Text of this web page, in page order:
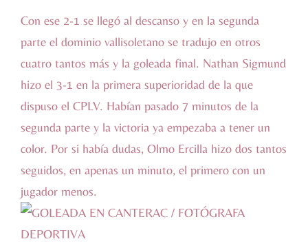
Con ese 2-1 se llegó al descanso y en la segunda
parte el dominio vallisoletano se tradujo en otros
cuatro tantos más y la goleada final. Nathan Sigmund
hizo el 3-1 en la primera superioridad de la que
dispuso el CPLV. Habían pasado 7 minutos de la
segunda parte y la victoria ya empezaba a tener un
color. Por si había dudas, Olmo Ercilla hizo dos tantos
seguidos, en apenas un minuto, el primero con un
jugador menos.